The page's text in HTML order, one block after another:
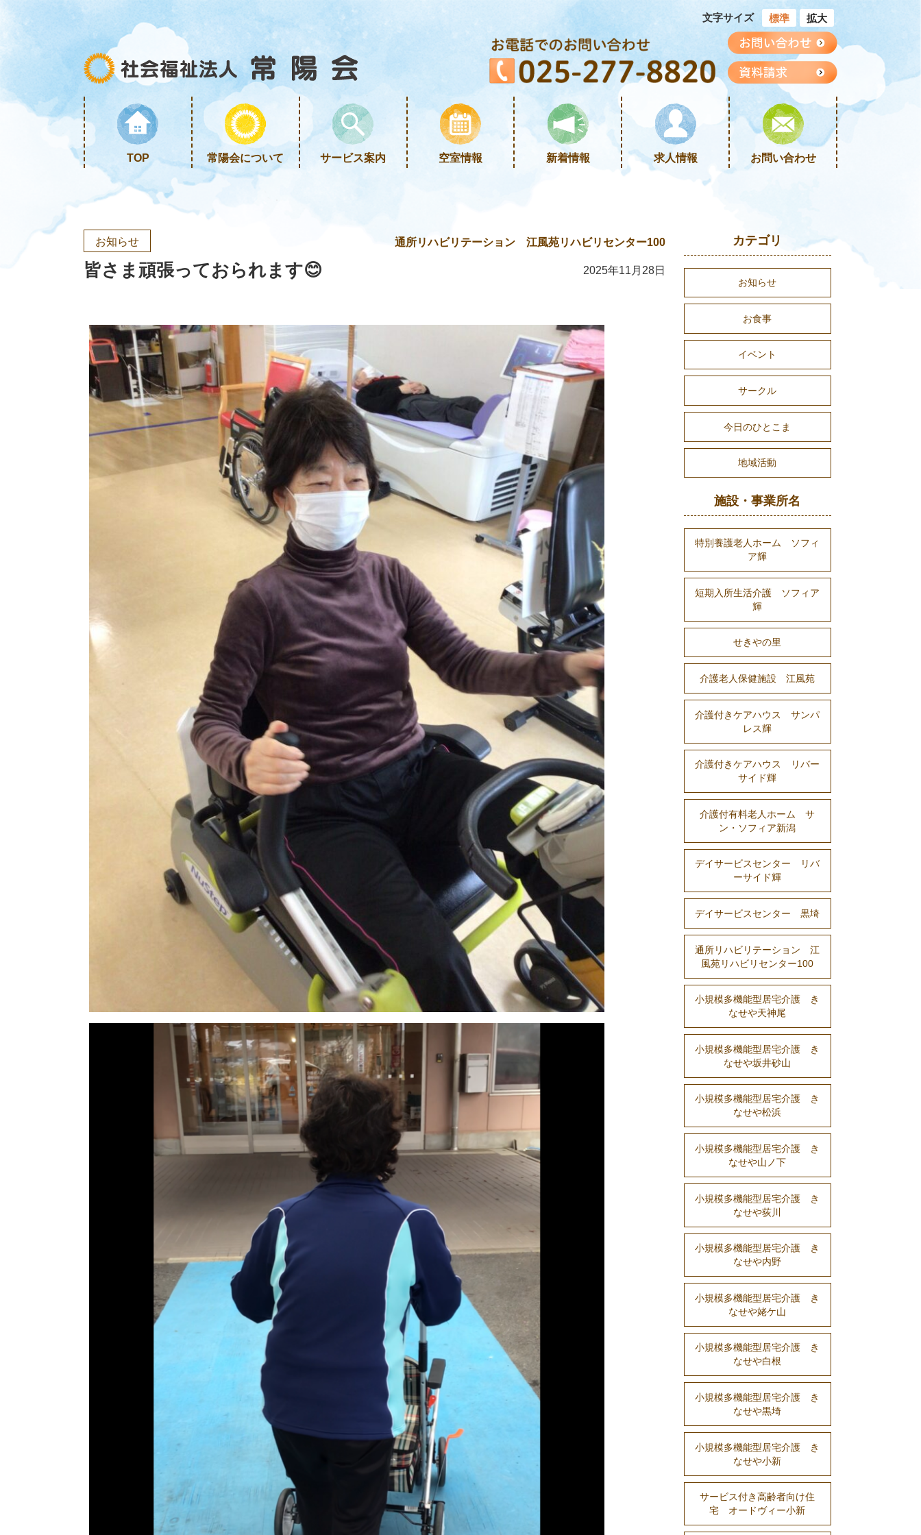
文字サイズ 標準 拡大
TOP 常陽会について サービス案内 空室情報 新着情報 求人情報 お問い合わせ
お知らせ 通所リハビリテーション 江風苑リハビリセンター100
皆さま頑張っておられます😊 2025年11月28日
カテゴリ
お知らせ
お食事
イベント
サークル
今日のひとこま
地域活動
施設・事業所名
特別養護老人ホーム ソフィ
ア輝
短期入所生活介護 ソフィア
輝
せきやの里
介護老人保健施設 江風苑
介護付きケアハウス サンパ
レス輝
介護付きケアハウス リバー
サイド輝
介護付有料老人ホーム サ
ン・ソフィア新潟
デイサービスセンター リバ
ーサイド輝
デイサービスセンター 黒埼
通所リハビリテーション 江
風苑リハビリセンター100
小規模多機能型居宅介護 き
なせや天神尾
小規模多機能型居宅介護 き
なせや坂井砂山
小規模多機能型居宅介護 き
なせや松浜
小規模多機能型居宅介護 き
なせや山ノ下
小規模多機能型居宅介護 き
なせや荻川
小規模多機能型居宅介護 き
なせや内野
小規模多機能型居宅介護 き
なせや姥ケ山
小規模多機能型居宅介護 き
なせや白根
小規模多機能型居宅介護 き
なせや黒埼
小規模多機能型居宅介護 き
なせや小新
サービス付き高齢者向け住
宅 オードヴィー小新